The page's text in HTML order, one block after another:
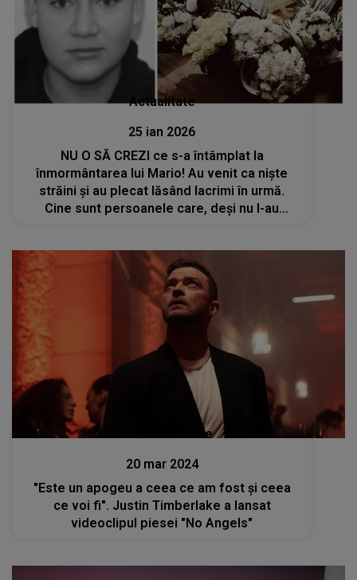
Actualitate
25 ian 2026
NU O SĂ CREZI ce s-a întâmplat la
înmormântarea lui Mario! Au venit ca niște
străini și au plecat lăsând lacrimi în urmă.
Cine sunt persoanele care, deși nu l-au
Lansări muzicale
20 mar 2024
"Este un apogeu a ceea ce am fost și ceea
ce voi fi". Justin Timberlake a lansat
videoclipul piesei "No Angels"